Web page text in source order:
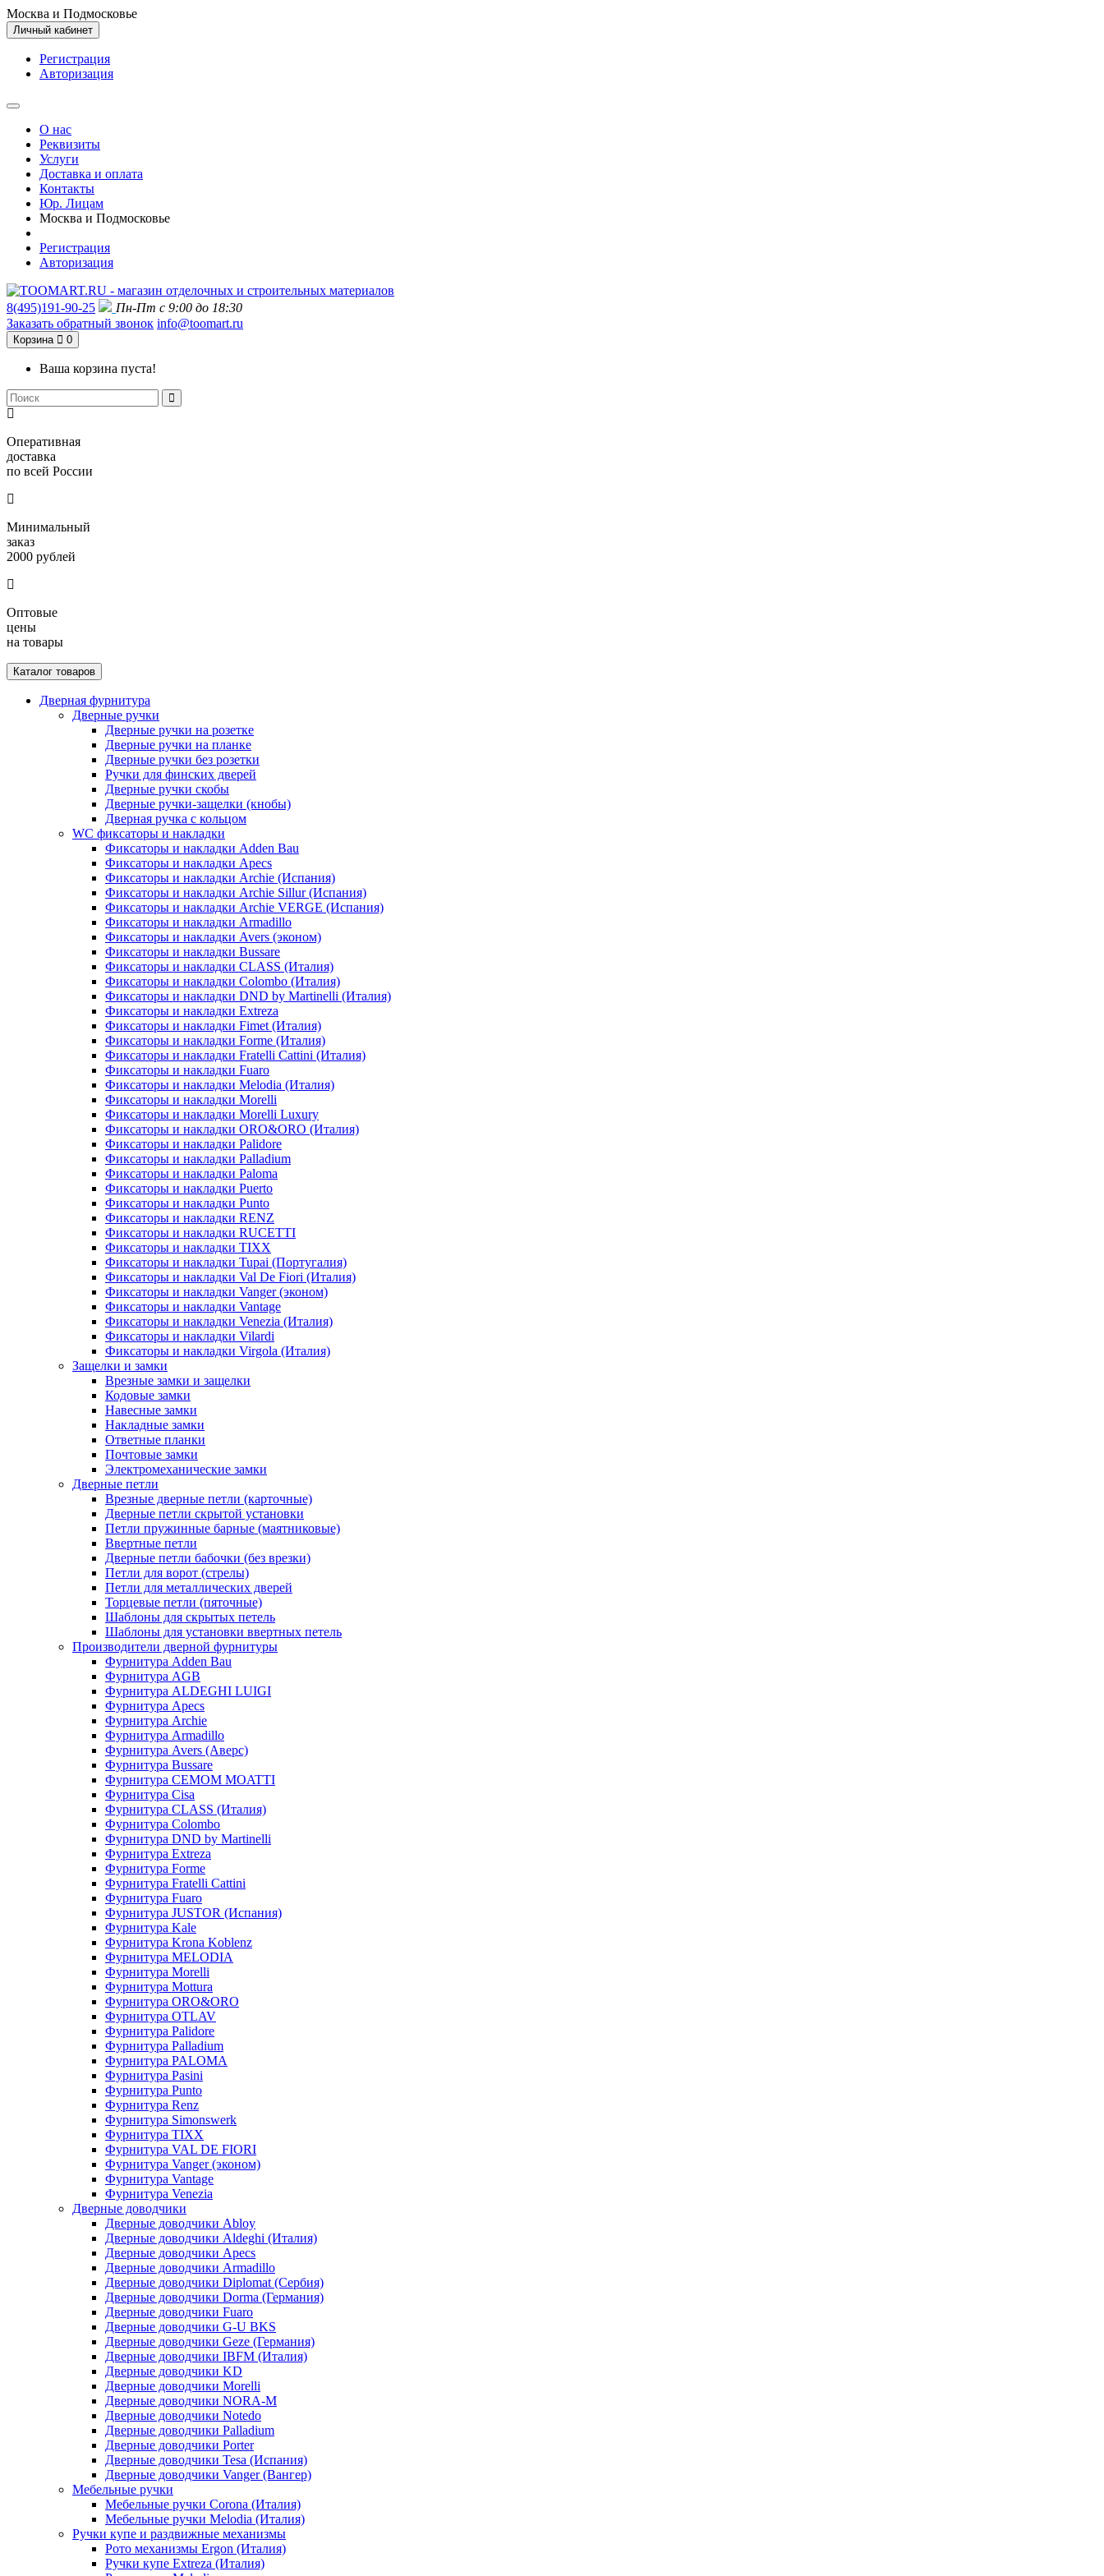
Москва и Подмосковье
Личный кабинет
Регистрация
Авторизация
О нас
Реквизиты
Услуги
Доставка и оплата
Контакты
Юр. Лицам
Москва и Подмосковье
Регистрация
Авторизация
8(495)191-90-25
Пн-Пт с 9:00 до 18:30
Заказать обратный звонок info@toomart.ru
Корзина 0
Ваша корзина пуста!
Оперативная
доставка
по всей России
Минимальный
заказ
2000 рублей
Оптовые
цены
на товары
Каталог товаров
Дверная фурнитура
Дверные ручки
Дверные ручки на розетке
Дверные ручки на планке
Дверные ручки без розетки
Ручки для финских дверей
Дверные ручки скобы
Дверные ручки-защелки (кнобы)
Дверная ручка с кольцом
WC фиксаторы и накладки
Фиксаторы и накладки Adden Bau
Фиксаторы и накладки Apecs
Фиксаторы и накладки Archie (Испания)
Фиксаторы и накладки Archie Sillur (Испания)
Фиксаторы и накладки Archie VERGE (Испания)
Фиксаторы и накладки Armadillo
Фиксаторы и накладки Avers (эконом)
Фиксаторы и накладки Bussare
Фиксаторы и накладки CLASS (Италия)
Фиксаторы и накладки Colombo (Италия)
Фиксаторы и накладки DND by Martinelli (Италия)
Фиксаторы и накладки Extreza
Фиксаторы и накладки Fimet (Италия)
Фиксаторы и накладки Forme (Италия)
Фиксаторы и накладки Fratelli Cattini (Италия)
Фиксаторы и накладки Fuaro
Фиксаторы и накладки Melodia (Италия)
Фиксаторы и накладки Morelli
Фиксаторы и накладки Morelli Luxury
Фиксаторы и накладки ORO&ORO (Италия)
Фиксаторы и накладки Palidore
Фиксаторы и накладки Palladium
Фиксаторы и накладки Paloma
Фиксаторы и накладки Puerto
Фиксаторы и накладки Punto
Фиксаторы и накладки RENZ
Фиксаторы и накладки RUCETTI
Фиксаторы и накладки TIXX
Фиксаторы и накладки Tupai (Португалия)
Фиксаторы и накладки Val De Fiori (Италия)
Фиксаторы и накладки Vanger (эконом)
Фиксаторы и накладки Vantage
Фиксаторы и накладки Venezia (Италия)
Фиксаторы и накладки Vilardi
Фиксаторы и накладки Virgola (Италия)
Защелки и замки
Врезные замки и защелки
Кодовые замки
Навесные замки
Накладные замки
Ответные планки
Почтовые замки
Электромеханические замки
Дверные петли
Врезные дверные петли (карточные)
Дверные петли скрытой установки
Петли пружинные барные (маятниковые)
Ввертные петли
Дверные петли бабочки (без врезки)
Петли для ворот (стрелы)
Петли для металлических дверей
Торцевые петли (пяточные)
Шаблоны для скрытых петель
Шаблоны для установки ввертных петель
Производители дверной фурнитуры
Фурнитура Adden Bau
Фурнитура AGB
Фурнитура ALDEGHI LUIGI
Фурнитура Apecs
Фурнитура Archie
Фурнитура Armadillo
Фурнитура Avers (Аверс)
Фурнитура Bussare
Фурнитура CEMOM MOATTI
Фурнитура Cisa
Фурнитура CLASS (Италия)
Фурнитура Colombo
Фурнитура DND by Martinelli
Фурнитура Extreza
Фурнитура Forme
Фурнитура Fratelli Cattini
Фурнитура Fuaro
Фурнитура JUSTOR (Испания)
Фурнитура Kale
Фурнитура Krona Koblenz
Фурнитура MELODIA
Фурнитура Morelli
Фурнитура Mottura
Фурнитура ORO&ORO
Фурнитура OTLAV
Фурнитура Palidore
Фурнитура Palladium
Фурнитура PALOMA
Фурнитура Pasini
Фурнитура Punto
Фурнитура Renz
Фурнитура Simonswerk
Фурнитура TIXX
Фурнитура VAL DE FIORI
Фурнитура Vanger (эконом)
Фурнитура Vantage
Фурнитура Venezia
Дверные доводчики
Дверные доводчики Abloy
Дверные доводчики Aldeghi (Италия)
Дверные доводчики Apecs
Дверные доводчики Armadillo
Дверные доводчики Diplomat (Сербия)
Дверные доводчики Dorma (Германия)
Дверные доводчики Fuaro
Дверные доводчики G-U BKS
Дверные доводчики Geze (Германия)
Дверные доводчики IBFM (Италия)
Дверные доводчики KD
Дверные доводчики Morelli
Дверные доводчики NORA-M
Дверные доводчики Notedo
Дверные доводчики Palladium
Дверные доводчики Porter
Дверные доводчики Tesa (Испания)
Дверные доводчики Vanger (Вангер)
Мебельные ручки
Мебельные ручки Corona (Италия)
Мебельные ручки Melodia (Италия)
Ручки купе и раздвижные механизмы
Рото механизмы Ergon (Италия)
Ручки купе Extreza (Италия)